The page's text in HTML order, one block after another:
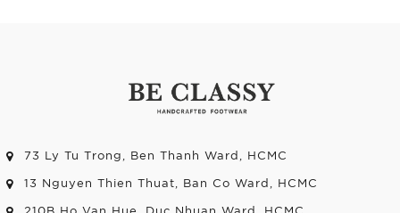
73 Ly Tu Trong, Ben Thanh Ward, HCMC
13 Nguyen Thien Thuat, Ban Co Ward, HCMC
210B Ho Van Hue, Duc Nhuan Ward, HCMC